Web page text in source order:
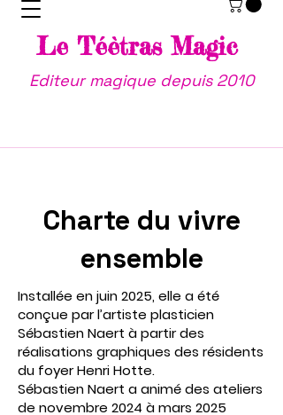
Le Téètras Magic
Editeur magique depuis 2010
Charte du vivre
ensemble
Installée en juin 2025, elle a été
conçue par l’artiste plasticien
Sébastien Naert à partir des
réalisations graphiques des résidents
du foyer Henri Hotte.
Sébastien Naert a animé des ateliers
de novembre 2024 à mars 2025